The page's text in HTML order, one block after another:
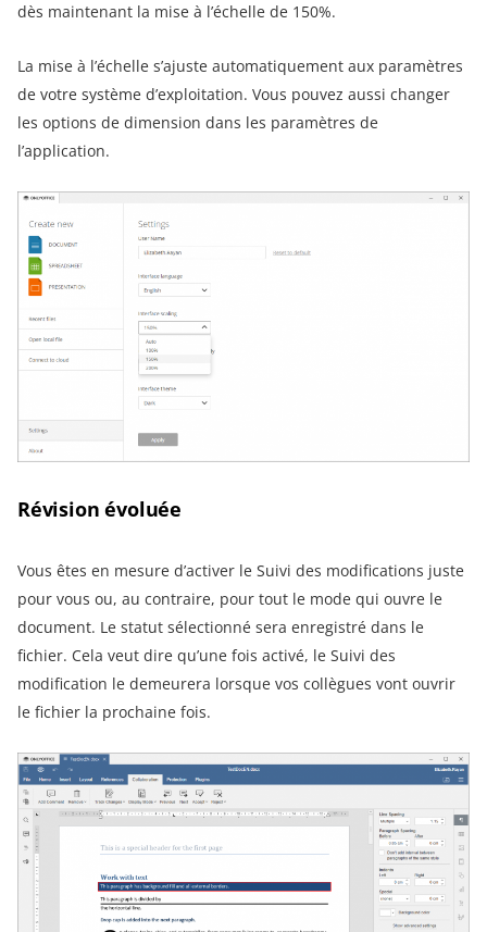
dès maintenant la mise à l’échelle de 150%.
La mise à l’échelle s’ajuste automatiquement aux paramètres
de votre système d’exploitation. Vous pouvez aussi changer
les options de dimension dans les paramètres de
l’application.
Révision évoluée
Vous êtes en mesure d’activer le Suivi des modifications juste
pour vous ou, au contraire, pour tout le mode qui ouvre le
document. Le statut sélectionné sera enregistré dans le
fichier. Cela veut dire qu’une fois activé, le Suivi des
modification le demeurera lorsque vos collègues vont ouvrir
le fichier la prochaine fois.